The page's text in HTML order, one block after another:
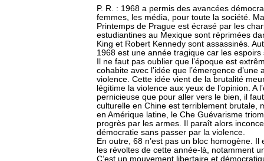
P. R. : 1968 a permis des avancées
femmes, les média, pour toute la société.
Printemps de Prague est écrasé par les
estudiantines au Mexique sont réprimées
King et Robert Kennedy sont assassinés.
1968 est une année tragique car les espoirs
Il ne faut pas oublier que l’époque est
cohabite avec l’idée que l’émergence
violence. Cette idée vient de la brutalité
légitime la violence aux yeux de l’opinion. A
pernicieuse que pour aller vers le bien, il
culturelle en Chine est terriblement brutale,
en Amérique latine, le Che Guévarisme
progrès par les armes. Il paraît alors
démocratie sans passer par la violence.
En outre, 68 n’est pas un bloc homogène.
les révoltes de cette année-là, notamment
C’est un mouvement libertaire et